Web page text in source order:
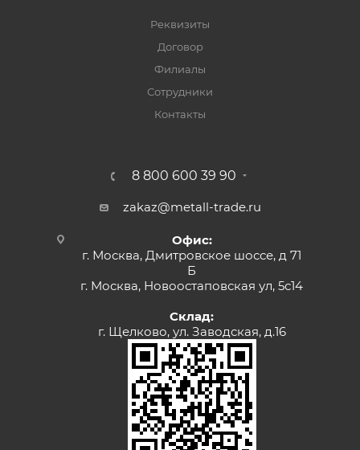
Реквизиты
Договор
Филиалы
Сотрудники
Контакты
8 800 600 39 90
zakaz@metall-trade.ru
Офис:
г. Москва, Дмитровское шоссе, д 71
Б
г. Москва, Новоостаповская ул, 5с14
Склад:
г. Щелково, ул. Заводская, д.16